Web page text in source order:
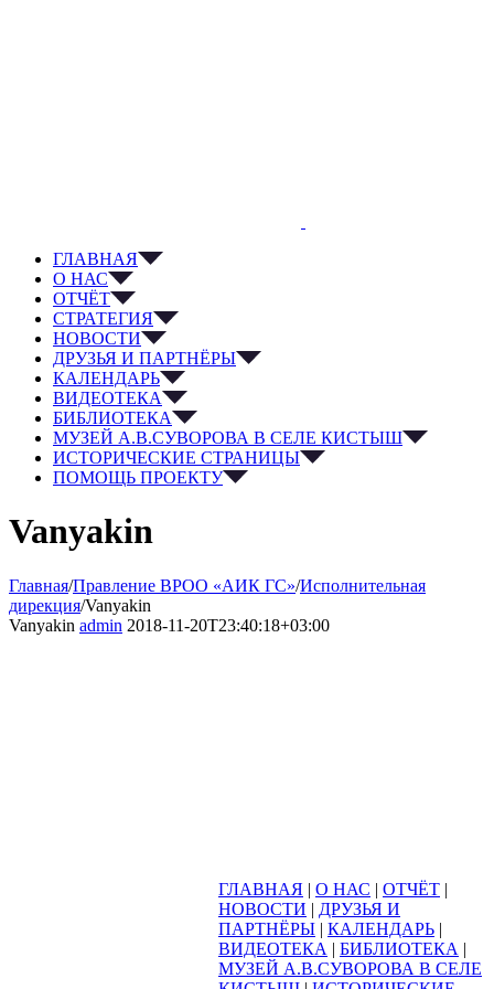
ГЛАВНАЯ
О НАС
ОТЧЁТ
СТРАТЕГИЯ
НОВОСТИ
ДРУЗЬЯ И ПАРТНЁРЫ
КАЛЕНДАРЬ
ВИДЕОТЕКА
БИБЛИОТЕКА
МУЗЕЙ А.В.СУВОРОВА В СЕЛЕ КИСТЫШ
ИСТОРИЧЕСКИЕ СТРАНИЦЫ
ПОМОЩЬ ПРОЕКТУ
Vanyakin
Главная/Правление ВРОО «АИК ГС»/Исполнительная
дирекция/Vanyakin
Vanyakin admin 2018-11-20T23:40:18+03:00
ГЛАВНАЯ | О НАС | ОТЧЁТ |
НОВОСТИ | ДРУЗЬЯ И
ПАРТНЁРЫ | КАЛЕНДАРЬ |
ВИДЕОТЕКА | БИБЛИОТЕКА |
МУЗЕЙ А.В.СУВОРОВА В СЕЛЕ